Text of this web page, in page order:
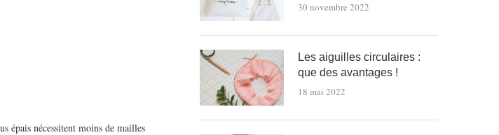
épais nécessitent moins de mailles
30 novembre 2022
Les aiguilles circulaires :
que des avantages !
18 mai 2022